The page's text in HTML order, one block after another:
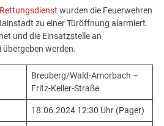
Rettungsdienst wurden die Feuerwehren
zu einer Türöffnung alarmiert.
und die Einsatzstelle an
übergeben werden.
Breuberg/Wald-Amorbach –
Fritz-Keller-Straße
18.06.2024 12:30 Uhr (Pager)